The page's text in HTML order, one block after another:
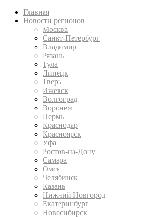
Главная
Новости регионов
Москва
Санкт-Петербург
Владимир
Рязань
Тула
Липецк
Тверь
Ижевск
Волгоград
Воронеж
Пермь
Краснодар
Красноярск
Уфа
Ростов-на-Дону
Самара
Омск
Челябинск
Казань
Нижний Новгород
Екатеринбург
Новосибирск